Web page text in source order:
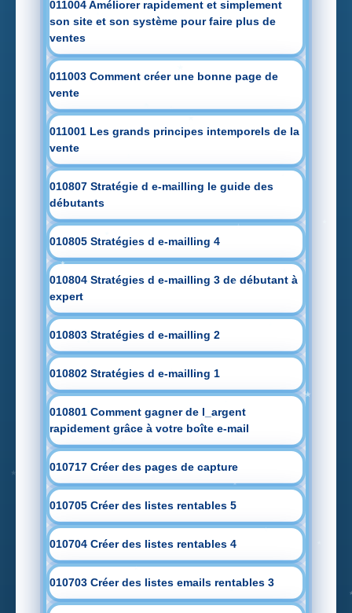
011004 Améliorer rapidement et simplement
son site et son système pour faire plus de
ventes
011003 Comment créer une bonne page de
vente
011001 Les grands principes intemporels de la
vente
010807 Stratégie d e-mailling le guide des
débutants
010805 Stratégies d e-mailling 4
010804 Stratégies d e-mailling 3 de débutant à
expert
010803 Stratégies d e-mailling 2
010802 Stratégies d e-mailling 1
010801 Comment gagner de l_argent
rapidement grâce à votre boîte e-mail
010717 Créer des pages de capture
010705 Créer des listes rentables 5
010704 Créer des listes rentables 4
010703 Créer des listes emails rentables 3